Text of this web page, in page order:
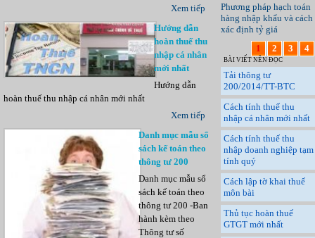
Xem tiếp
Hướng dẫn
hoàn thuế thu
nhập cá nhân
mới nhất
Hướng dẫn
hoàn thuế thu nhập cá nhân mới nhất
Xem tiếp
Danh mục mẫu sổ
sách kế toán theo
thông tư 200
Danh mục mẫu sổ
sách kế toán theo
thông tư 200 -Ban
hành kèm theo
Thông tư số
Phương pháp hạch toán
hàng nhập khẩu và cách
xác định tỷ giá
1
2 3 4
BÀI VIẾT NÊN ĐỌC
Tải thông tư
200/2014/TT-BTC
Cách tính thuế thu
nhập cá nhân mới nhất
Cách tính thuế thu
nhập doanh nghiệp tạm
tính quý
Cách lập tờ khai thuế
môn bài
Thủ tục hoàn thuế
GTGT mới nhất